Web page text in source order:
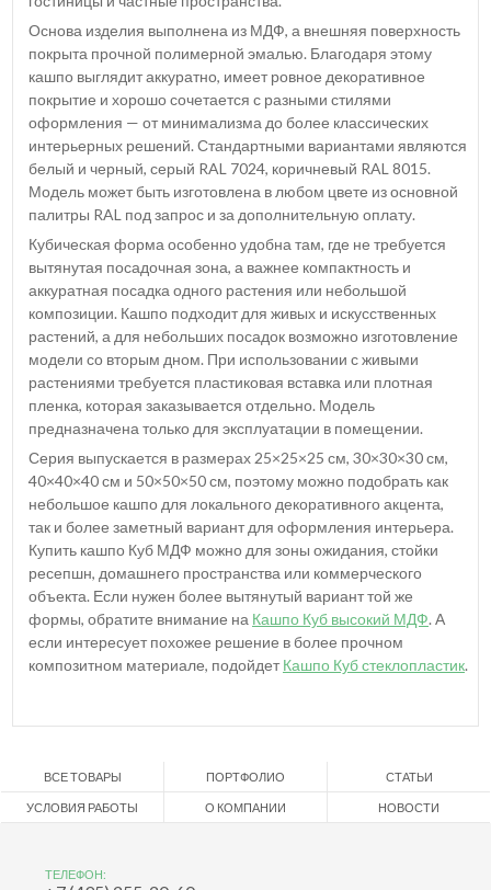
Основа изделия выполнена из МДФ, а внешняя поверхность
покрыта прочной полимерной эмалью. Благодаря этому
кашпо выглядит аккуратно, имеет ровное декоративное
покрытие и хорошо сочетается с разными стилями
оформления — от минимализма до более классических
интерьерных решений. Стандартными вариантами являются
белый и черный, серый RAL 7024, коричневый RAL 8015.
Модель может быть изготовлена в любом цвете из основной
палитры RAL под запрос и за дополнительную оплату.
Кубическая форма особенно удобна там, где не требуется
вытянутая посадочная зона, а важнее компактность и
аккуратная посадка одного растения или небольшой
композиции. Кашпо подходит для живых и искусственных
растений, а для небольших посадок возможно изготовление
модели со вторым дном. При использовании с живыми
растениями требуется пластиковая вставка или плотная
пленка, которая заказывается отдельно. Модель
предназначена только для эксплуатации в помещении.
Серия выпускается в размерах 25×25×25 см, 30×30×30 см,
40×40×40 см и 50×50×50 см, поэтому можно подобрать как
небольшое кашпо для локального декоративного акцента,
так и более заметный вариант для оформления интерьера.
Купить кашпо Куб МДФ можно для зоны ожидания, стойки
ресепшн, домашнего пространства или коммерческого
объекта. Если нужен более вытянутый вариант той же
формы, обратите внимание на Кашпо Куб высокий МДФ. А
если интересует похожее решение в более прочном
композитном материале, подойдет Кашпо Куб стеклопластик.
ВСЕ ТОВАРЫ ПОРТФОЛИО СТАТЬИ
УСЛОВИЯ РАБОТЫ О КОМПАНИИ НОВОСТИ
ТЕЛЕФОН: